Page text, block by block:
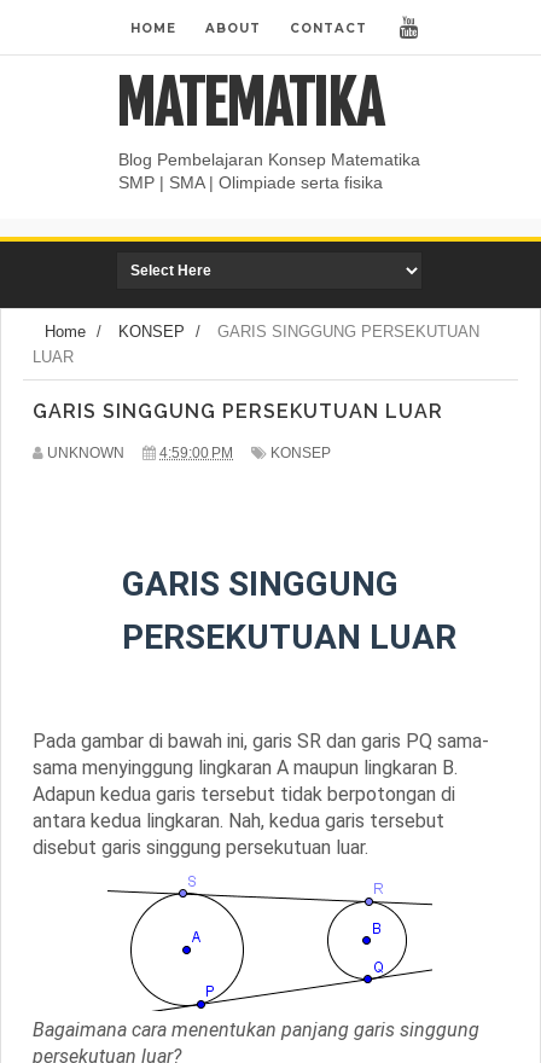
HOME ABOUT CONTACT
MATEMATIKA
Blog Pembelajaran Konsep Matematika
SMP | SMA | Olimpiade serta fisika
Home / KONSEP /
GARIS SINGGUNG PERSEKUTUAN
LUAR
GARIS SINGGUNG PERSEKUTUAN LUAR
UNKNOWN 4:59:00 PM KONSEP
GARIS SINGGUNG
PERSEKUTUAN LUAR
Pada gambar di bawah ini, garis SR dan garis PQ sama-
sama menyinggung lingkaran A maupun lingkaran B.
Adapun kedua garis tersebut tidak berpotongan di
antara kedua lingkaran. Nah, kedua garis tersebut
disebut garis singgung persekutuan luar.
Bagaimana cara menentukan panjang garis singgung
persekutuan luar?